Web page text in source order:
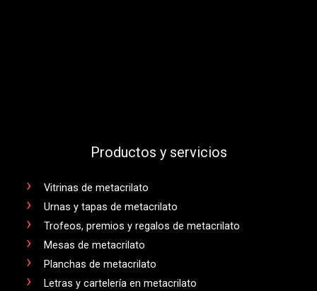
Productos y servicios
Vitrinas de metacrilato
Urnas y tapas de metacrilato
Trofeos, premios y regalos de metacrilato
Mesas de metacrilato
Planchas de metacrilato
Letras y cartelería en metacrilato